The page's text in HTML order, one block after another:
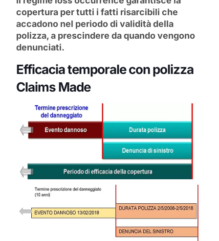
copertura per tutti i fatti risarcibili che
accadono nel periodo di validità della
polizza, a prescindere da quando vengono
denunciati.
Efficacia temporale con polizza
Claims Made